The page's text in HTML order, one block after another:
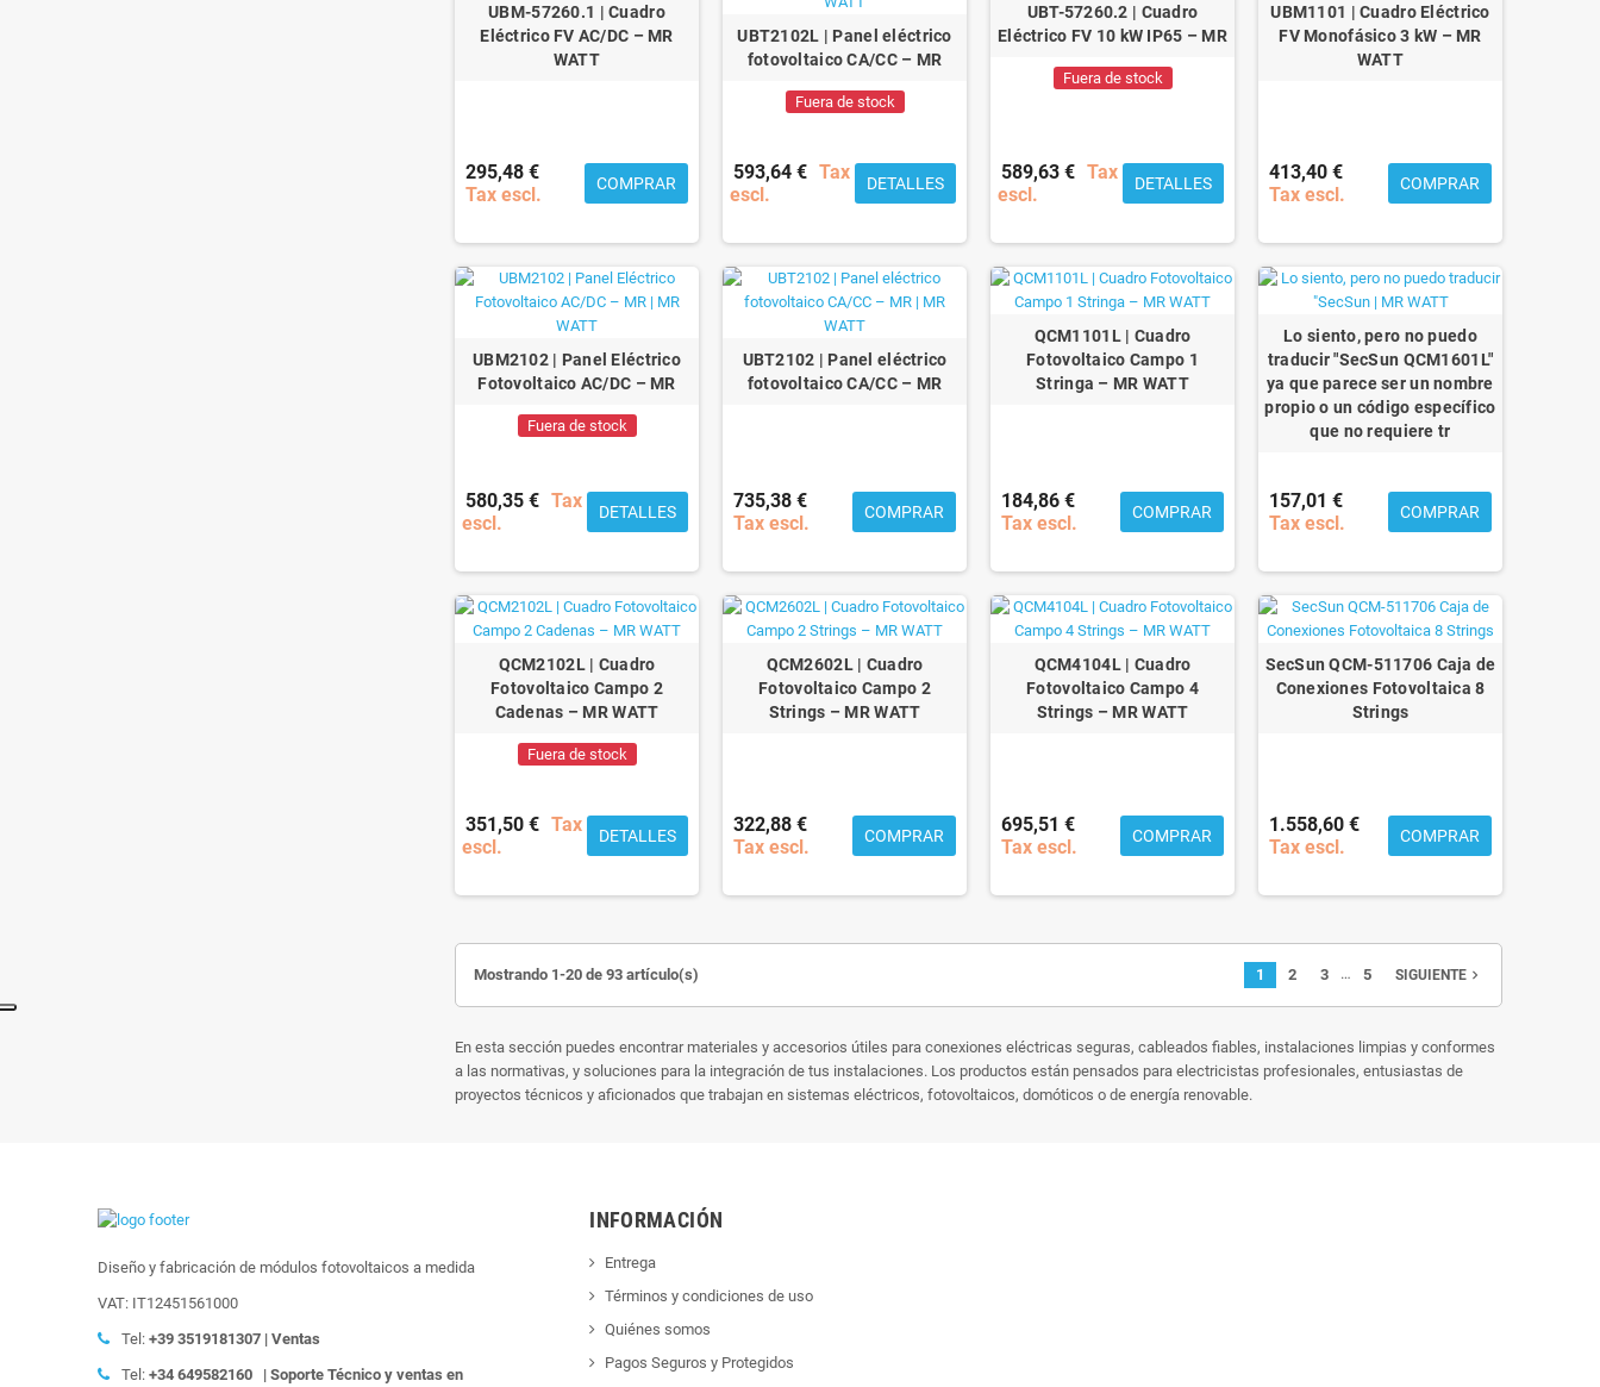
UBM-57260.1 | Cuadro
Eléctrico FV AC/DC – MR
WATT
295,48 €
Tax escl.
COMPRAR
UBT2102L | Panel eléctrico
fotovoltaico CA/CC – MR
Fuera de stock
593,64 € Tax
escl.
DETALLES
UBT-57260.2 | Cuadro
Eléctrico FV 10 kW IP65 – MR
Fuera de stock
589,63 € Tax
escl.
DETALLES
UBM1101 | Cuadro Eléctrico
FV Monofásico 3 kW – MR
WATT
413,40 €
Tax escl.
COMPRAR
UBM2102 | Panel Eléctrico
Fotovoltaico AC/DC – MR
Fuera de stock
580,35 € Tax
escl.
DETALLES
UBT2102 | Panel eléctrico
fotovoltaico CA/CC – MR
735,38 €
Tax escl.
COMPRAR
QCM1101L | Cuadro
Fotovoltaico Campo 1
Stringa – MR WATT
184,86 €
Tax escl.
COMPRAR
Lo siento, pero no puedo
traducir "SecSun QCM1601L"
ya que parece ser un nombre
propio o un código específico
que no requiere tr
157,01 €
Tax escl.
COMPRAR
QCM2102L | Cuadro
Fotovoltaico Campo 2
Cadenas – MR WATT
Fuera de stock
351,50 € Tax
escl.
DETALLES
QCM2602L | Cuadro
Fotovoltaico Campo 2
Strings – MR WATT
322,88 €
Tax escl.
COMPRAR
QCM4104L | Cuadro
Fotovoltaico Campo 4
Strings – MR WATT
695,51 €
Tax escl.
COMPRAR
SecSun QCM-511706 Caja de
Conexiones Fotovoltaica 8
Strings
1.558,60 €
Tax escl.
COMPRAR
Mostrando 1-20 de 93 artículo(s) 1 2 3 … 5 SIGUIENTEnavigate_next
En esta sección puedes encontrar materiales y accesorios útiles para conexiones eléctricas seguras, cableados fiables, instalaciones limpias y conformes
a las normativas, y soluciones para la integración de tus instalaciones. Los productos están pensados para electricistas profesionales, entusiastas de
proyectos técnicos y aficionados que trabajan en sistemas eléctricos, fotovoltaicos, domóticos o de energía renovable.
Diseño y fabricación de módulos fotovoltaicos a medida
VAT: IT12451561000
Tel: +39 3519181307 | Ventas
Tel: +34 649582160 | Soporte Técnico y ventas en
INFORMACIÓN
Entrega
Términos y condiciones de uso
Quiénes somos
Pagos Seguros y Protegidos